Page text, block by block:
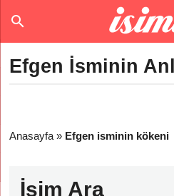
Efgen İsminin
Anasayfa » Efgen isminin kökeni
İsim Ara